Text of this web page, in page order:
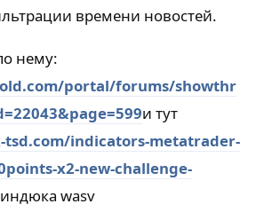
времени новостей.
нему:
portal/forums/showthr
и тут
indicators-metatrader-
x2-new-challenge-
wasv